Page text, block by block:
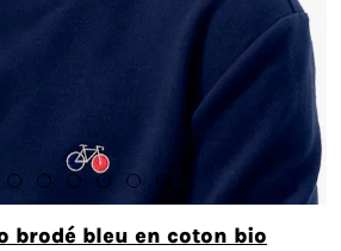
brodé bleu en coton bio